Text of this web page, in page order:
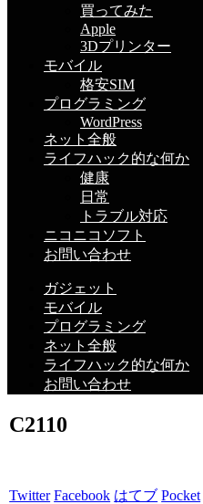
買ってみた
Apple
3Dプリンター
モバイル
格安SIM
プログラミング
WordPress
ネット全般
ライフハック的な何か
健康
日常
トラブル対応
ニコニコソフト
お問い合わせ
ガジェット
モバイル
プログラミング
ネット全般
ライフハック的な何か
お問い合わせ
C2110
Twitter Facebook はてブ Pocket